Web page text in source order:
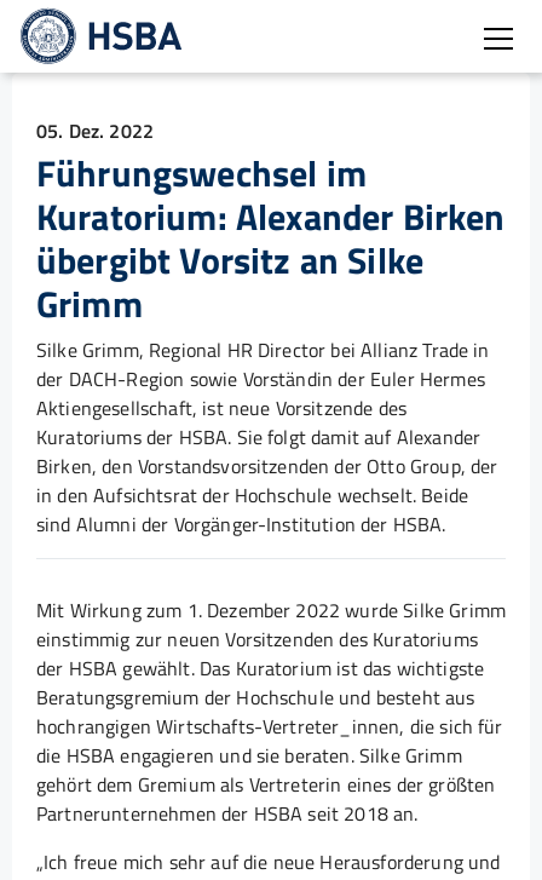
05. Dez. 2022
Führungswechsel im
Kuratorium: Alexander Birken
übergibt Vorsitz an Silke
Grimm
Silke Grimm, Regional HR Director bei Allianz Trade in
der DACH-Region sowie Vorständin der Euler Hermes
Aktiengesellschaft, ist neue Vorsitzende des
Kuratoriums der HSBA. Sie folgt damit auf Alexander
Birken, den Vorstandsvorsitzenden der Otto Group, der
in den Aufsichtsrat der Hochschule wechselt. Beide
sind Alumni der Vorgänger-Institution der HSBA.
Mit Wirkung zum 1. Dezember 2022 wurde Silke Grimm
einstimmig zur neuen Vorsitzenden des Kuratoriums
der HSBA gewählt. Das Kuratorium ist das wichtigste
Beratungsgremium der Hochschule und besteht aus
hochrangigen Wirtschafts-Vertreter_innen, die sich für
die HSBA engagieren und sie beraten. Silke Grimm
gehört dem Gremium als Vertreterin eines der größten
Partnerunternehmen der HSBA seit 2018 an.
„Ich freue mich sehr auf die neue Herausforderung und